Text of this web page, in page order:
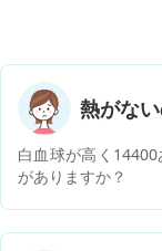
熱がな
白血球が高く
がありますか？